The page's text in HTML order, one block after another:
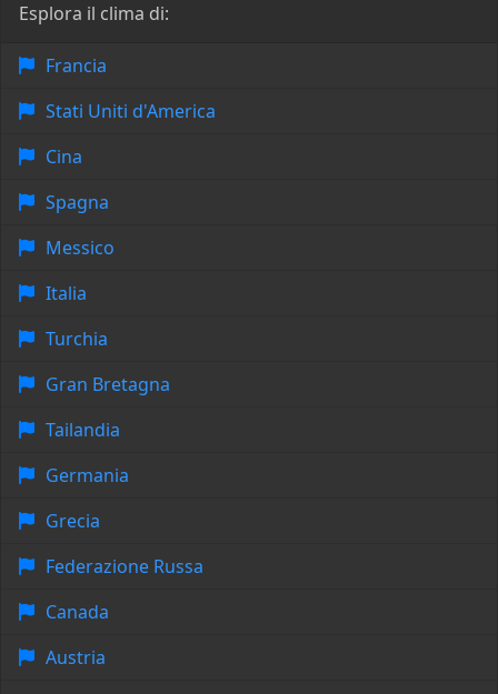
Esplora il clima di:
Francia
Stati Uniti d'America
Cina
Spagna
Messico
Italia
Turchia
Gran Bretagna
Tailandia
Germania
Grecia
Federazione Russa
Canada
Austria